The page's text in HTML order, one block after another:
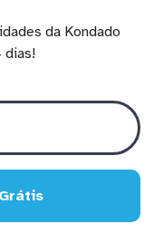
da Kondado
dias!